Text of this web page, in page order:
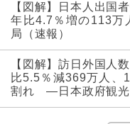
【図解】日本人出国
年比4.7％増の113
局（速報）
【図解】訪日外国人
比5.5％減369万人、
割れ ―日本政府観光